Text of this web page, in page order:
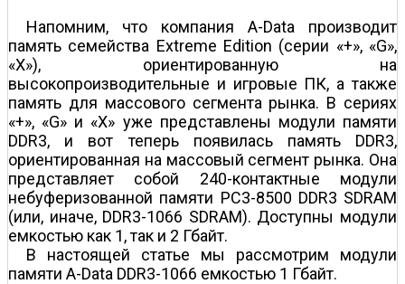
Напомним, что компания A-Data производит
память семейства Extreme Edition (серии «+», «G»,
«X»), ориентированную на
высокопроизводительные и игровые ПК, а также
память для массового сегмента рынка. В сериях
«+», «G» и «X» уже представлены модули памяти
DDR3, и вот теперь появилась память DDR3,
ориентированная на массовый сегмент рынка. Она
представляет собой 240-контактные модули
небуферизованной памяти PC3-8500 DDR3 SDRAM
(или, иначе, DDR3-1066 SDRAM). Доступны модули
емкостью как 1, так и 2 Гбайт.
В настоящей статье мы рассмотрим модули
памяти A-Data DDR3-1066 емкостью 1 Гбайт.